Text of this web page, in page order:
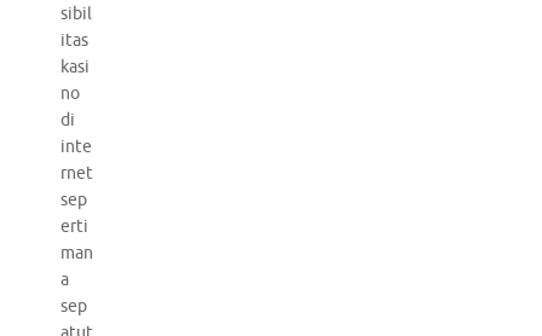
sibil
itas
kasi
no
di
inte
rnet
sep
erti
man
a
sep